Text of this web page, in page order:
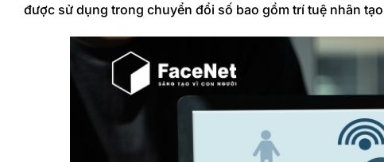
được sử dụng trong chuyển đổi số bao gồm trí tuệ nhân